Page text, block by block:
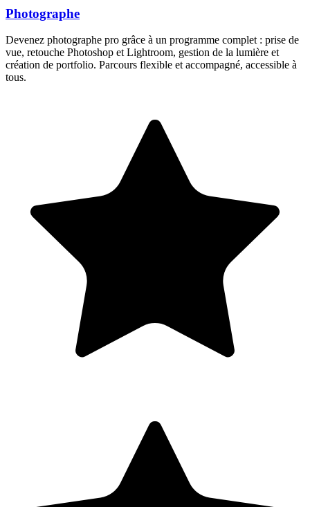
Photographe
Devenez photographe pro grâce à un programme complet : prise de
vue, retouche Photoshop et Lightroom, gestion de la lumière et
création de portfolio. Parcours flexible et accompagné, accessible à
tous.